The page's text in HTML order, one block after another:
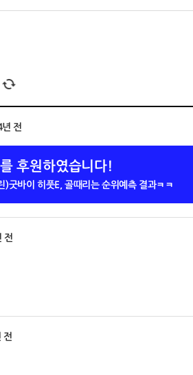
년 전
후원하였습니다!
)굿바이 히풋E, 골때리는 순위예측 결과ㅋㅋ
전
전